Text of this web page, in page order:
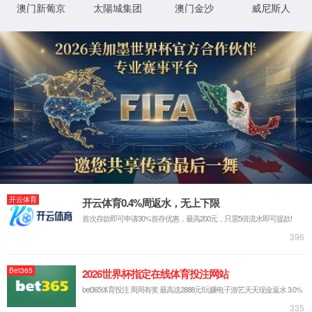
璇︾粏閿欒淇℃伅:
妯″潡 IIS Web Core
閫氱煡 MapRequestHan
dler
澶勭悊
绋嬪簭
StaticFile
閿欒
浠ｇ爜
0x80070002
璇锋眰 :80/SolutionSt_gsgg_0022.html
鐗╃悊璺
緞
d:\wwwroot\baoyin2024\wwwroot\Solu
tionSt_gsgg_0022.html
鐧诲綍
鏂规硶
鍖垮悕
鐧诲綍
鐢ㄦ埛
鍖垮悕
璇︾粏淇℃伅:
姝ら敊璇〃鏄庢枃浠舵垨鐩綍鍦ㄦ湇鍔″櫒涓婁笉瀛樺湪銆傝鍒涘缓鏂囦欢
XML 地图